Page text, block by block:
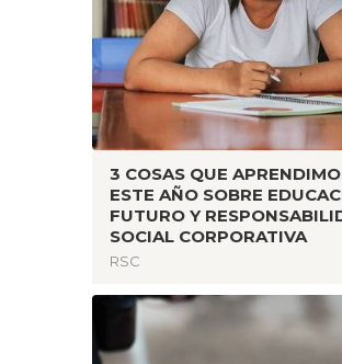
3 COSAS QUE
ESTE AÑO SOBRE
FUTURO Y
SOCIAL CORPORATIVA
RSC